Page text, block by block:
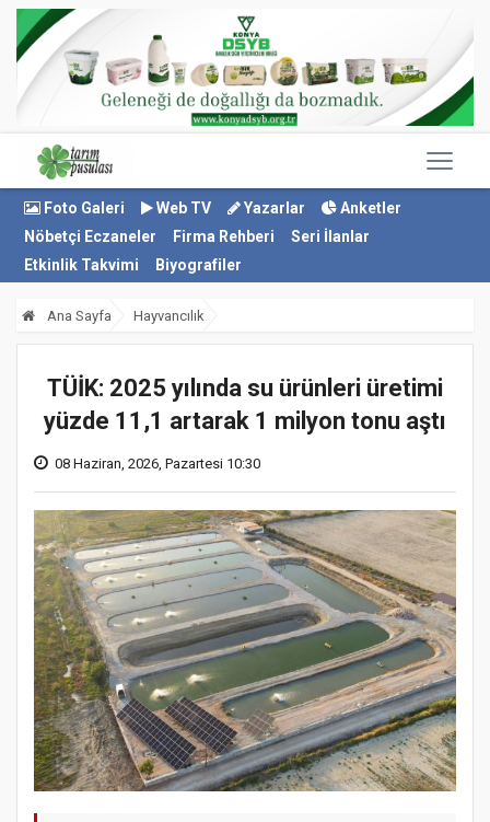
Foto Galeri Web TV Yazarlar
Anketler
Nöbetçi Eczaneler
Firma Rehberi
Seri İlanlar
Etkinlik Takvimi
Biyografiler
Ana Sayfa Hayvancılık
TÜİK: 2025 yılında su ürünleri üretimi
yüzde 11,1 artarak 1 milyon tonu aştı
08 Haziran, 2026, Pazartesi 10:30